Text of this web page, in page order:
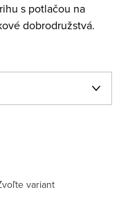
s potlačou na
dobrodružstvá.
variant